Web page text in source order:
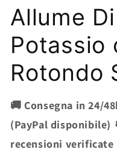
Allume
Potassio
Rotondo
🚚 Consegna in 24/
(PayPal disponibile)
recensioni verificate